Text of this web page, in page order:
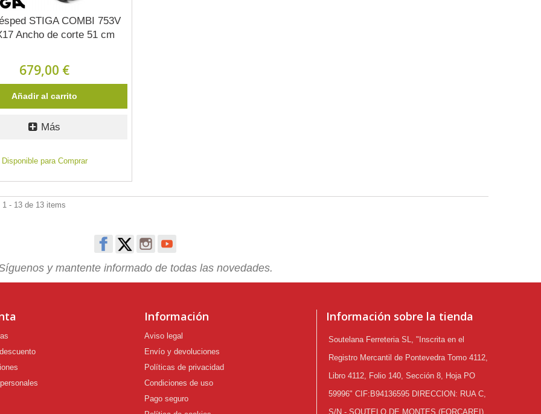
STIGA COMBI 753V
Ancho de corte 51 cm
679,00 €
Añadir al carrito
Más
Disponible para Comprar
1 - 13 de 13 items
y mantente informado de todas las novedades.
Información
Aviso legal
Envío y devoluciones
Políticas de privacidad
Condiciones de uso
Pago seguro
Información sobre la tienda
Soutelana Ferreteria SL, "Inscrita en el
Registro Mercantil de Pontevedra Tomo 4112,
Libro 4112, Folio 140, Sección 8, Hoja PO
59996" CIF:B94136595 DIRECCION: RUA C,
S/N - SOUTELO DE MONTES (FORCAREI)